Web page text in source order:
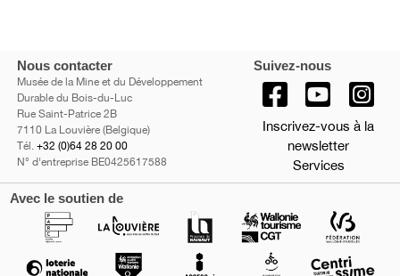
Nous contacter
Musée de la Mine et du Développement
Durable du Bois-du-Luc
Rue Saint-Patrice 2B
7110 La Louvière (Belgique)
Tél. +32 (0)64 28 20 00
N° d'entreprise BE0425617588
Suivez-nous
Inscrivez-vous à la
newsletter
Services
Avec le soutien de